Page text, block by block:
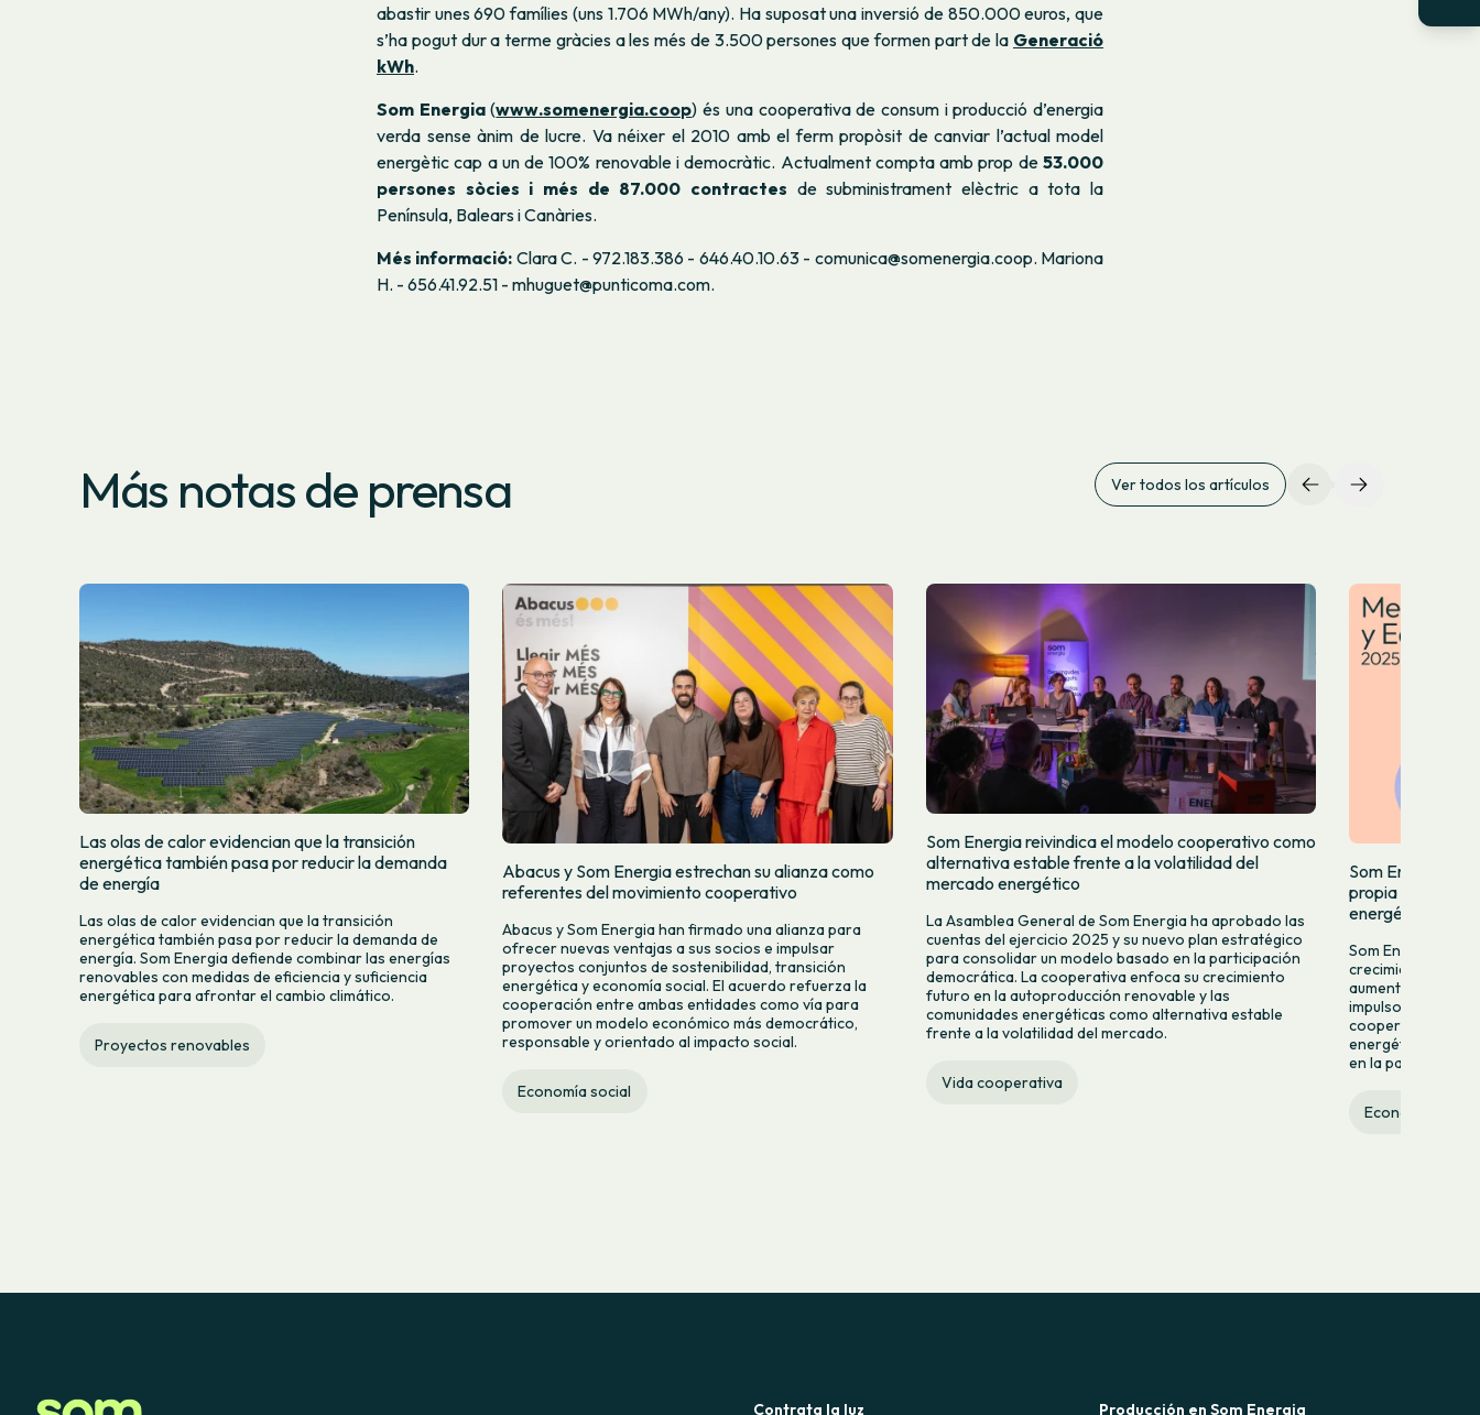
abastir unes 690 famílies (uns 1.706 MWh/any). Ha suposat una inversió de 850.000 euros, que
s’ha pogut dur a terme gràcies a les més de 3.500 persones que formen part de la Generació
kWh.
Som Energia(www.somenergia.coop) és una cooperativa de consum i producció d’energia
verda sense ànim de lucre. Va néixer el 2010 amb el ferm propòsit de canviar l’actual model
energètic cap a un de 100% renovable i democràtic. Actualment compta amb prop de 53.000
persones sòcies i més de 87.000 contractes de subministrament elèctric a tota la
Península, Balears i Canàries.
Més informació: Clara C. - 972.183.386 - 646.40.10.63 - comunica@somenergia.coop. Mariona
H. - 656.41.92.51 - mhuguet@punticoma.com.
Más notas de prensa Ver todos los artículos
Las olas de calor evidencian que la transición
energética también pasa por reducir la demanda
de energía
Las olas de calor evidencian que la transición
energética también pasa por reducir la demanda de
energía. Som Energia defiende combinar las energías
renovables con medidas de eficiencia y suficiencia
energética para afrontar el cambio climático.
Proyectos renovables
Abacus y Som Energia estrechan su alianza como
referentes del movimiento cooperativo
Abacus y Som Energia han firmado una alianza para
ofrecer nuevas ventajas a sus socios e impulsar
proyectos conjuntos de sostenibilidad, transición
energética y economía social. El acuerdo refuerza la
cooperación entre ambas entidades como vía para
promover un modelo económico más democrático,
responsable y orientado al impacto social.
Economía social
Som Energia reivindica el modelo cooperativo como
alternativa estable frente a la volatilidad del
mercado energético
La Asamblea General de Som Energia ha aprobado las
cuentas del ejercicio 2025 y su nuevo plan estratégico
para consolidar un modelo basado en la participación
democrática. La cooperativa enfoca su crecimiento
futuro en la autoproducción renovable y las
comunidades energéticas como alternativa estable
frente a la volatilidad del mercado.
Vida cooperativa
Som Energia
propia y acelera
energéticas
Som Energia
crecimiento con
aumento del 9,2%
impulso de
cooperativa
energética
en la
Economía social
Contrata la luz Producción en Som Energia